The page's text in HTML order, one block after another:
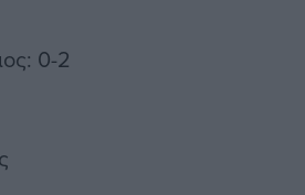
0-2